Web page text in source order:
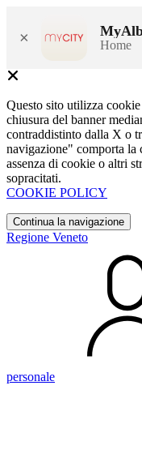
× Home
Questo sito utilizza
chiusura del banner
contraddistinto dalla X o
navigazione" comporta la
assenza di cookie o altri
sopracitati.
COOKIE POLICY
Continua la navigazione
Regione Veneto
personale